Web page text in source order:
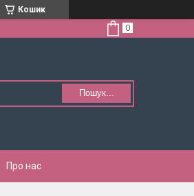
Кошик
Пошук...
Про нас